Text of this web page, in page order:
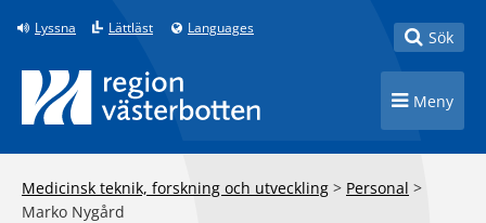
Till innehåll på sidan
Lyssna Lättläst Languages Toggle
Sök
Toggle
Meny
Medicinsk teknik, forskning och utveckling > Personal >
Marko Nygård